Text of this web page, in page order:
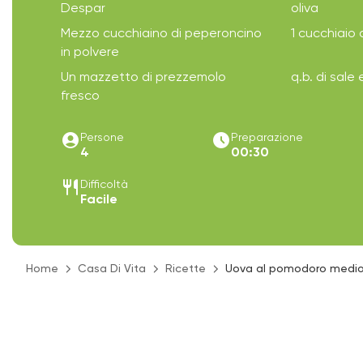
Despar
oliva
Mezzo cucchiaino di peperoncino
in polvere
1 cucchiaio
Un mazzetto di prezzemolo
fresco
q.b. di sale
account_circle Persone
4
access_time_filled Preparazione
00:30
restaurant Difficoltà
Facile
Home Casa Di Vita Ricette Uova al pomodoro